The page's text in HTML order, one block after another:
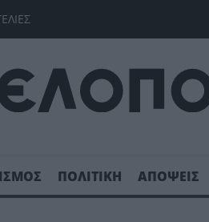
ΠΟΛΙΤΙΚΗ ΑΠΟΨΕΙΣ